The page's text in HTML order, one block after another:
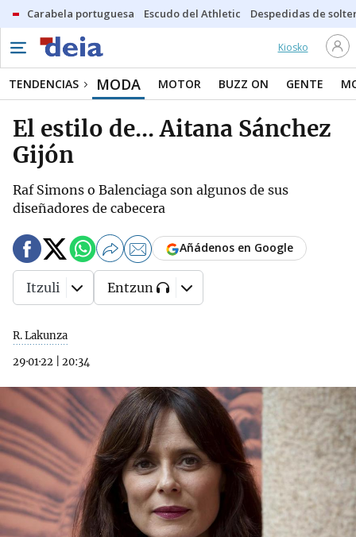
Carabela portuguesa Escudo del Athletic Despedidas de
Kiosko
TENDENCIAS MODA MOTOR BUZZ ON GENTE
El estilo de... Aitana Sánchez
Gijón
Raf Simons o Balenciaga son algunos de sus
diseñadores de cabecera
R. Lakunza
29·01·22
20:34
Añádenos en Google
Itzuli Entzun